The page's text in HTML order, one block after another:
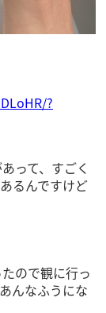
?
って、すごく
るんですけど
ので観に行っ
んなふうにな